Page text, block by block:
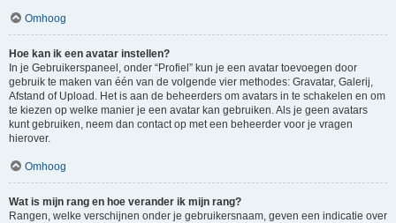
Omhoog
Hoe kan ik een avatar instellen?
In je Gebruikerspaneel, onder “Profiel” kun je een avatar toevoegen door
gebruik te maken van één van de volgende vier methodes: Gravatar, Galerij,
Afstand of Upload. Het is aan de beheerders om avatars in te schakelen en om
te kiezen op welke manier je een avatar kan gebruiken. Als je geen avatars
kunt gebruiken, neem dan contact op met een beheerder voor je vragen
hierover.
Omhoog
Wat is mijn rang en hoe verander ik mijn rang?
Rangen, welke verschijnen onder je gebruikersnaam, geven een indicatie over